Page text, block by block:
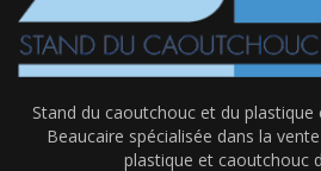
Stand du caoutchouc et du
Beaucaire spécialisée dans la
plastique et caoutchouc